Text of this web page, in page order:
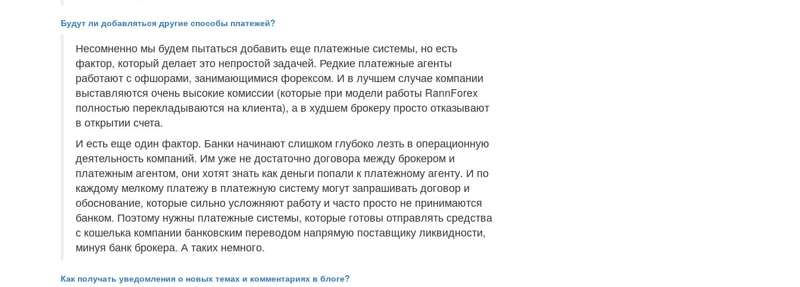
Будут ли добавляться другие способы платежей?
Несомненно мы будем пытаться добавить еще платежные системы, но есть
фактор, который делает это непростой задачей. Редкие платежные агенты
работают с офшорами, занимающимися форексом. И в лучшем случае компании
выставляются очень высокие комиссии (которые при модели работы RannForex
полностью перекладываются на клиента), а в худшем брокеру просто отказывают
в открытии счета.
И есть еще один фактор. Банки начинают слишком глубоко лезть в операционную
деятельность компаний. Им уже не достаточно договора между брокером и
платежным агентом, они хотят знать как деньги попали к платежному агенту. И по
каждому мелкому платежу в платежную систему могут запрашивать договор и
обоснование, которые сильно усложняют работу и часто просто не принимаются
банком. Поэтому нужны платежные системы, которые готовы отправлять средства
с кошелька компании банковским переводом напрямую поставщику ликвидности,
минуя банк брокера. А таких немного.
Как получать уведомления о новых темах и комментариях в блоге?